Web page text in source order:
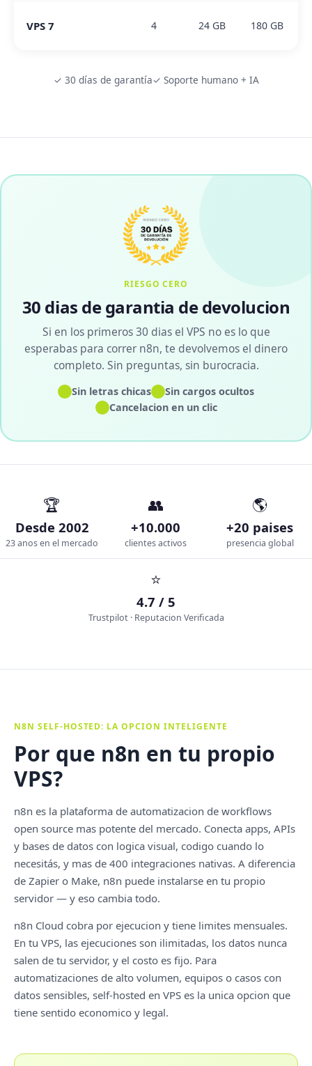
VPS 7 4 24 GB 180 GB
✓ 30 días de garantía✓ Soporte humano + IA
RIESGO CERO
30 dias de garantia de devolucion
Si en los primeros 30 dias el VPS no es lo que
esperabas para correr n8n, te devolvemos el dinero
completo. Sin preguntas, sin burocracia.
✓Sin letras chicas✓Sin cargos ocultos
✓Cancelacion en un clic
🏆
Desde 2002
23 anos en el mercado
👥
+10.000
clientes activos
🌎
+20 paises
presencia global
⭐
4.7 / 5
Trustpilot · Reputacion Verificada
N8N SELF-HOSTED: LA OPCION INTELIGENTE
Por que n8n en tu propio
VPS?
n8n es la plataforma de automatizacion de workflows
open source mas potente del mercado. Conecta apps, APIs
y bases de datos con logica visual, codigo cuando lo
necesitás, y mas de 400 integraciones nativas. A diferencia
de Zapier o Make, n8n puede instalarse en tu propio
servidor — y eso cambia todo.
n8n Cloud cobra por ejecucion y tiene limites mensuales.
En tu VPS, las ejecuciones son ilimitadas, los datos nunca
salen de tu servidor, y el costo es fijo. Para
automatizaciones de alto volumen, equipos o casos con
datos sensibles, self-hosted en VPS es la unica opcion que
tiene sentido economico y legal.